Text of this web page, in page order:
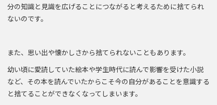
分の知識と見識を広げることにつながると考えるために捨てられ
ないのです。
また、思い出や懐かしさから捨てられないこともあります。
幼い頃に愛読していた絵本や学生時代に読んで影響を受けた小説
など、その本を読んでいたからこそ今の自分があることを意識する
と捨てることができなくなってしまいます。